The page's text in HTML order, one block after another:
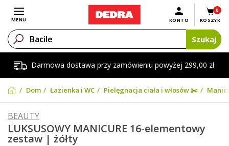
Darmowa dostawa przy zamówieniu powyżej 299,00 zł
Otwórz menu
MENU
0
KOSZYK
KONTO
Szukaj
Dom Łazienka i WC Pielęgnacja ciała i włosów ✂️
BEAUTY
LUKSUSOWY MANICURE 16-elementowy
zestaw | żółty